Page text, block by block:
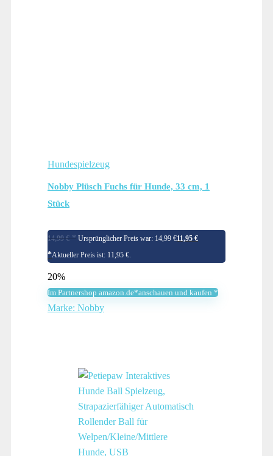
Hundespielzeug
Nobby Plüsch Fuchs für Hunde, 33 cm, 1
Stück
14,99 € Ursprünglicher Preis war: 14,99 €11,95 €
Aktueller Preis ist: 11,95 €.
20%
Im Partnershop amazon.de*anschauen und kaufen *
Marke: Nobby